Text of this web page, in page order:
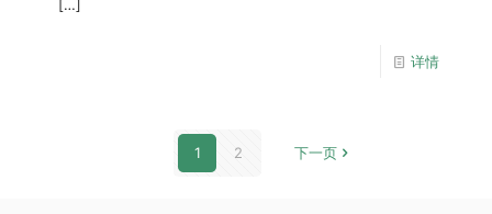
[…]
详情
1 2 下一页